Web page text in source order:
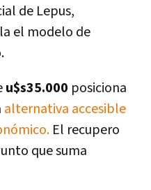
de Lepus,
el modelo de
u$s35.000 posiciona
alternativa accesible
El recupero
que suma